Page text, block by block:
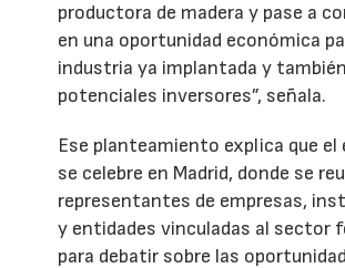
productora de madera y pase a
en una oportunidad económica
industria ya implantada y
potenciales inversores”, señala.
Ese planteamiento explica que
se celebre en Madrid, donde se
representantes de empresas,
y entidades vinculadas al sector
para debatir sobre las